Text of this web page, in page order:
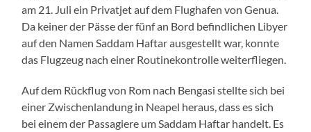
am 21. Juli ein Privatjet auf dem Flughafen von Genua.
Da keiner der Pässe der fünf an Bord befindlichen Libyer
auf den Namen Saddam Haftar ausgestellt war, konnte
das Flugzeug nach einer Routinekontrolle weiterfliegen.
Auf dem Rückflug von Rom nach Bengasi stellte sich bei
einer Zwischenlandung in Neapel heraus, dass es sich
bei einem der Passagiere um Saddam Haftar handelt. Es